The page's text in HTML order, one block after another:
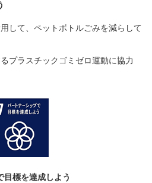
して、ペットボトルごみを減らして
プラスチックゴミゼロ運動に協力
目標を達成しよう